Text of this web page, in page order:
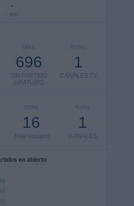
-
- por
TOTAL
1
CANALES TV
DÍAS
696
SIN PARTIDO
GRATUÍTO
TOTAL
1
CANALES
TOTAL
16
Total equipos
en abierto